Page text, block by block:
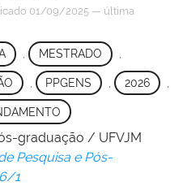
01/09/2025 — última
, MESTRADO ,
PPGENS , 2026
graduação / UFVJM
Pesquisa e Pós-
1